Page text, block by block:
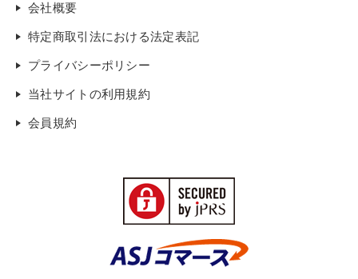
会社概要
特定商取引法における法定表記
プライバシーポリシー
当社サイトの利用規約
会員規約